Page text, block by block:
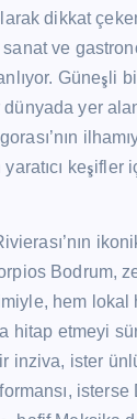
dikkat
ve
Güneşli
yer
keşifler
Bodrum,
hem lokal
hitap etmeyi
inziva, ister